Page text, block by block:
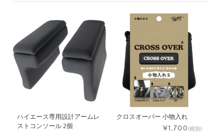
ハイエース専用設計アームレ
ストコンソール 2個
クロスオーバー 小物入れ
¥1,700(税別)